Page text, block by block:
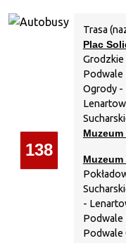
138
Trasa
Plac
Grodzkie
Podwale
Ogrody -
-
Podwale
Podwale